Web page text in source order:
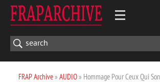
FRAP Archive» AUDIO» Hommage Pour Ceux Qui